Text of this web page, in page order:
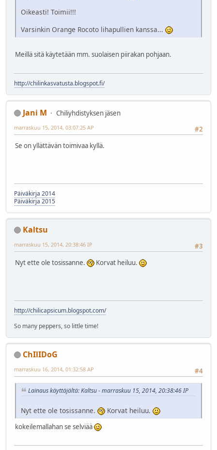
Oikeasti! Toimii!!!
Varsinkin Orange Rocoto lihapullien kanssa...
Meillä sitä käytetään mm. suolaisen piirakan pohjaan.
http://chilinkasvatusta.blogspot.fi/
Jani M
Chiliyhdistyksen jäsen
#2
marraskuu 15, 2014, 03:07:25 AP
Se on yllättävän toimivaa kyllä.
Päiväkirja 2014
Päiväkirja 2015
Kaltsu
#3
marraskuu 15, 2014, 20:38:46 IP
Nyt ette ole tosissanne. Korvat heiluu.
http://chilicapsicum.blogspot.com/
So many peppers, so little time!
ChIlIDoG
#4
marraskuu 16, 2014, 01:32:58 AP
Lainaus käyttäjältä: Kaltsu - marraskuu 15, 2014, 20:38:46 IP
Nyt ette ole tosissanne. Korvat heiluu.
kokeilemallahan se selviää